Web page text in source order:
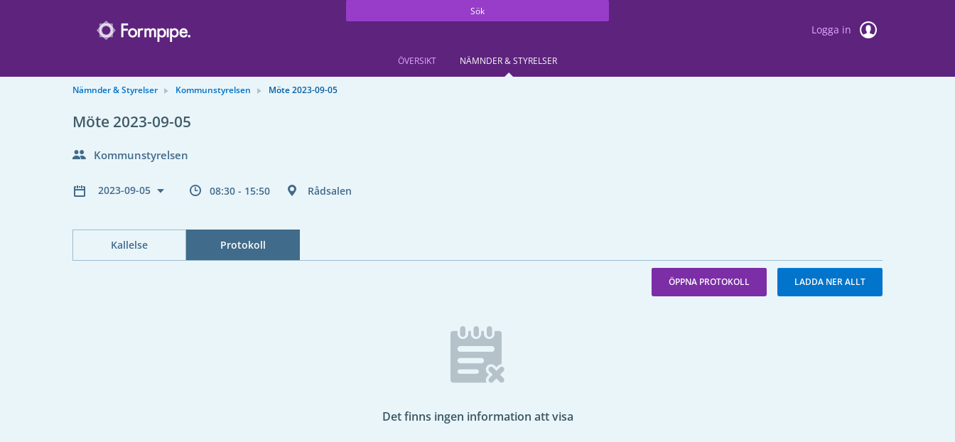
Sök
Logga in
ÖVERSIKT NÄMNDER & STYRELSER
Nämnder & Styrelser Kommunstyrelsen Möte 2023-09-05
Möte 2023-09-05
Kommunstyrelsen
2023-09-05 08:30 - 15:50 Rådsalen
Kallelse Protokoll
ÖPPNA PROTOKOLL LADDA NER ALLT
Det finns ingen information att visa